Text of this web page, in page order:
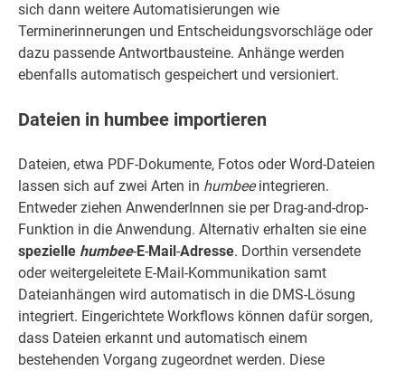
sich dann weitere Automatisierungen wie
Terminerinnerungen und Entscheidungsvorschläge oder
dazu passende Antwortbausteine. Anhänge werden
ebenfalls automatisch gespeichert und versioniert.
Dateien in humbee importieren
Dateien, etwa PDF-Dokumente, Fotos oder Word-Dateien
lassen sich auf zwei Arten in humbeeintegrieren.
Entweder ziehen AnwenderInnen sie per Drag-and-drop-
Funktion in die Anwendung. Alternativ erhalten sie eine
spezielle humbee-E-Mail-Adresse. Dorthin versendete
oder weitergeleitete E-Mail-Kommunikation samt
Dateianhängen wird automatisch in die DMS-Lösung
integriert. Eingerichtete Workflows können dafür sorgen,
dass Dateien erkannt und automatisch einem
bestehenden Vorgang zugeordnet werden. Diese